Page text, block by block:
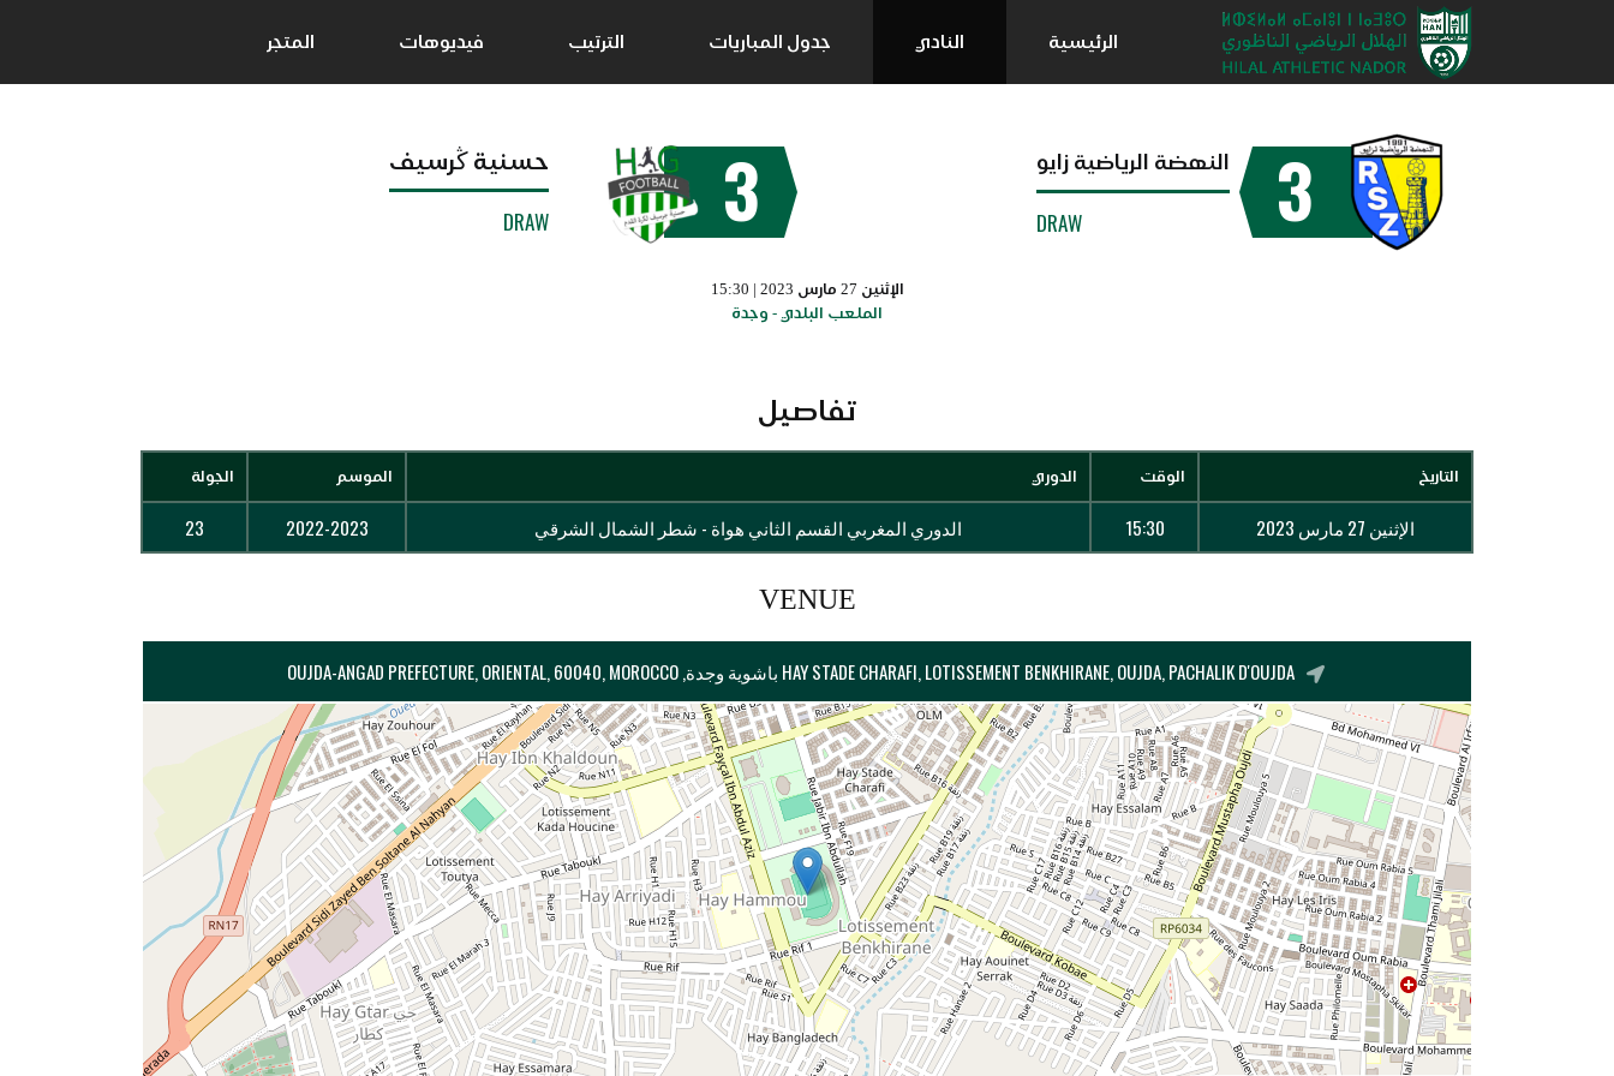
الرئيسية النادي جدول المباريات الترتيب فيديوهات المتجر
3 النهضة الرياضية زايو
DRAW
3 حسنية ڭرسيف
DRAW
الإثنين 27 مارس 2023 | 15:30
الملعب البلدي - وجدة
تفاصيل
التاريخ الوقت الدوري الموسم الجولة
الإثنين 27 مارس 2023 15:30 الدوري المغربي القسم الثاني هواة - شطر الشمال الشرقي 2022-2023
23
VENUE
HAY STADE CHARAFI, LOTISSEMENT BENKHIRANE, OUJDA, PACHALIK D'OUJDA باشوية وجدة, OUJDA-ANGAD PREFECTURE, ORIENTAL, 60040, MOROCCO